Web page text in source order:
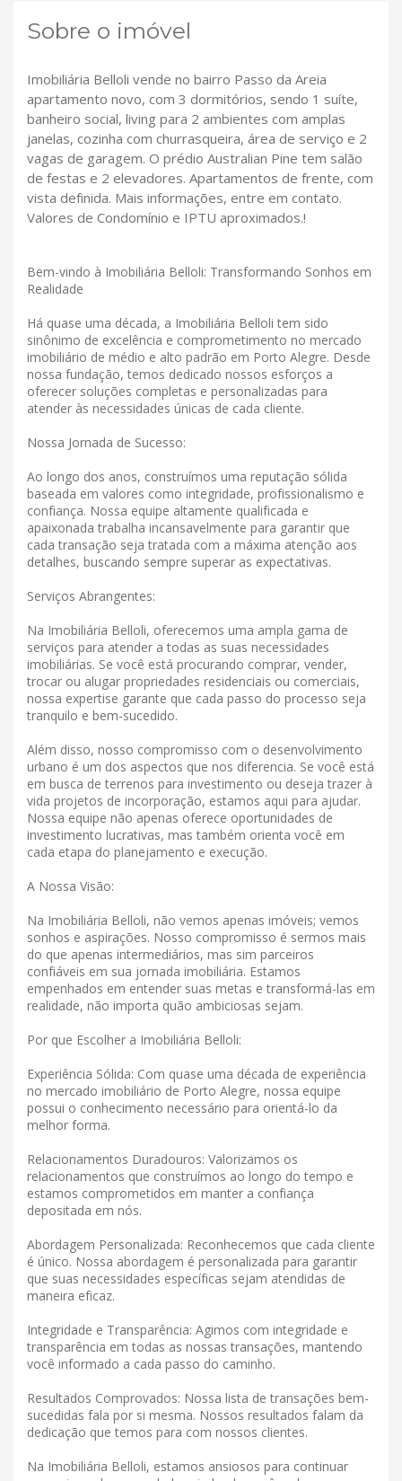
Sobre o imóvel
Imobiliária Belloli vende no bairro Passo da Areia
apartamento novo, com 3 dormitórios, sendo 1 suíte,
banheiro social, living para 2 ambientes com amplas
janelas, cozinha com churrasqueira, área de serviço e 2
vagas de garagem. O prédio Australian Pine tem salão
de festas e 2 elevadores. Apartamentos de frente, com
vista definida. Mais informações, entre em contato.
Valores de Condomínio e IPTU aproximados.!
Bem-vindo à Imobiliária Belloli: Transformando Sonhos em
Realidade
Há quase uma década, a Imobiliária Belloli tem sido
sinônimo de excelência e comprometimento no mercado
imobiliário de médio e alto padrão em Porto Alegre. Desde
nossa fundação, temos dedicado nossos esforços a
oferecer soluções completas e personalizadas para
atender às necessidades únicas de cada cliente.
Nossa Jornada de Sucesso:
Ao longo dos anos, construímos uma reputação sólida
baseada em valores como integridade, profissionalismo e
confiança. Nossa equipe altamente qualificada e
apaixonada trabalha incansavelmente para garantir que
cada transação seja tratada com a máxima atenção aos
detalhes, buscando sempre superar as expectativas.
Serviços Abrangentes:
Na Imobiliária Belloli, oferecemos uma ampla gama de
serviços para atender a todas as suas necessidades
imobiliárias. Se você está procurando comprar, vender,
trocar ou alugar propriedades residenciais ou comerciais,
nossa expertise garante que cada passo do processo seja
tranquilo e bem-sucedido.
Além disso, nosso compromisso com o desenvolvimento
urbano é um dos aspectos que nos diferencia. Se você está
em busca de terrenos para investimento ou deseja trazer à
vida projetos de incorporação, estamos aqui para ajudar.
Nossa equipe não apenas oferece oportunidades de
investimento lucrativas, mas também orienta você em
cada etapa do planejamento e execução.
A Nossa Visão:
Na Imobiliária Belloli, não vemos apenas imóveis; vemos
sonhos e aspirações. Nosso compromisso é sermos mais
do que apenas intermediários, mas sim parceiros
confiáveis ​​em sua jornada imobiliária. Estamos
empenhados em entender suas metas e transformá-las em
realidade, não importa quão ambiciosas sejam.
Por que Escolher a Imobiliária Belloli:
Experiência Sólida: Com quase uma década de experiência
no mercado imobiliário de Porto Alegre, nossa equipe
possui o conhecimento necessário para orientá-lo da
melhor forma.
Relacionamentos Duradouros: Valorizamos os
relacionamentos que construímos ao longo do tempo e
estamos comprometidos em manter a confiança
depositada em nós.
Abordagem Personalizada: Reconhecemos que cada cliente
é único. Nossa abordagem é personalizada para garantir
que suas necessidades específicas sejam atendidas de
maneira eficaz.
Integridade e Transparência: Agimos com integridade e
transparência em todas as nossas transações, mantendo
você informado a cada passo do caminho.
Resultados Comprovados: Nossa lista de transações bem-
sucedidas fala por si mesma. Nossos resultados falam da
dedicação que temos para com nossos clientes.
Na Imobiliária Belloli, estamos ansiosos para continuar